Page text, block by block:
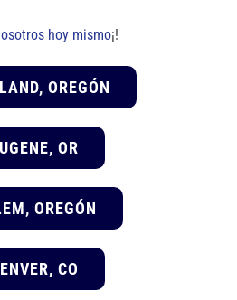
hoy mismo¡!
OREGÓN
OR
OREGÓN
CO